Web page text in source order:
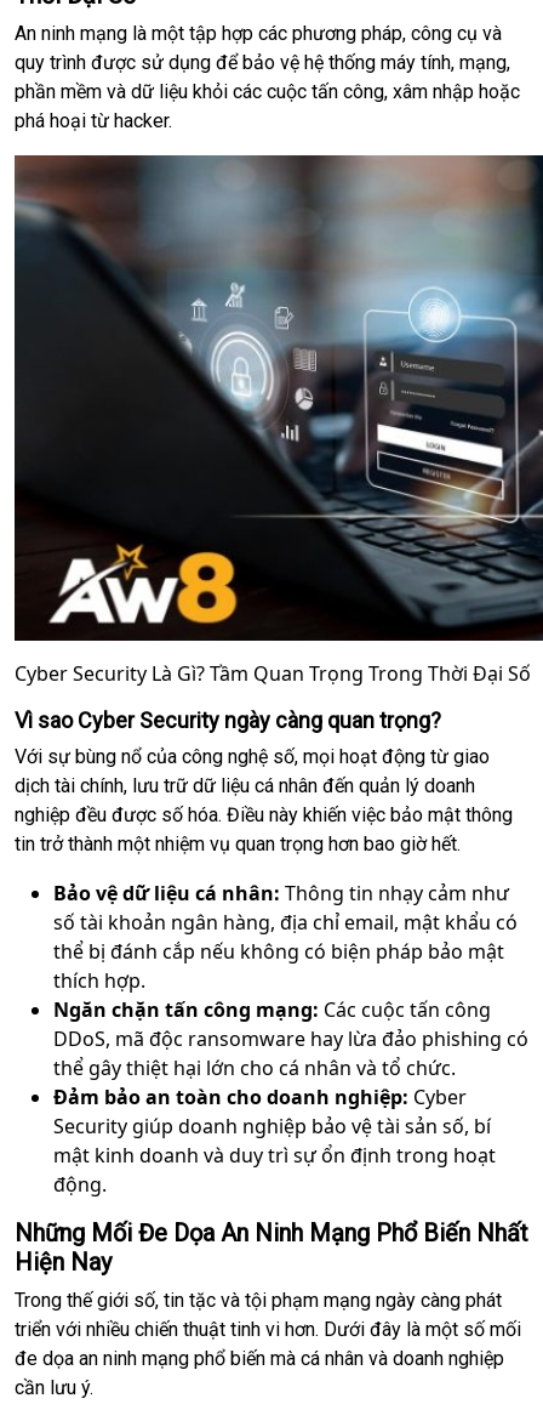
An ninh mạng là một tập hợp các phương pháp, công cụ và
quy trình được sử dụng để bảo vệ hệ thống máy tính, mạng,
phần mềm và dữ liệu khỏi các cuộc tấn công, xâm nhập hoặc
phá hoại từ hacker.
Cyber Security Là Gì? Tầm Quan Trọng Trong Thời Đại Số
Vì sao Cyber Security ngày càng quan trọng?
Với sự bùng nổ của công nghệ số, mọi hoạt động từ giao
dịch tài chính, lưu trữ dữ liệu cá nhân đến quản lý doanh
nghiệp đều được số hóa. Điều này khiến việc bảo mật thông
tin trở thành một nhiệm vụ quan trọng hơn bao giờ hết.
Bảo vệ dữ liệu cá nhân: Thông tin nhạy cảm như
số tài khoản ngân hàng, địa chỉ email, mật khẩu có
thể bị đánh cắp nếu không có biện pháp bảo mật
thích hợp.
Ngăn chặn tấn công mạng: Các cuộc tấn công
DDoS, mã độc ransomware hay lừa đảo phishing có
thể gây thiệt hại lớn cho cá nhân và tổ chức.
Đảm bảo an toàn cho doanh nghiệp: Cyber
Security giúp doanh nghiệp bảo vệ tài sản số, bí
mật kinh doanh và duy trì sự ổn định trong hoạt
động.
Những Mối Đe Dọa An Ninh Mạng Phổ Biến Nhất
Hiện Nay
Trong thế giới số, tin tặc và tội phạm mạng ngày càng phát
triển với nhiều chiến thuật tinh vi hơn. Dưới đây là một số mối
đe dọa an ninh mạng phổ biến mà cá nhân và doanh nghiệp
cần lưu ý.